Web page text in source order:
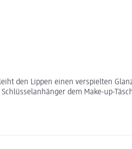
den Lippen einen verspielten
dem Make-up-